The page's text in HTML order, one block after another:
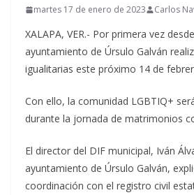
martes 17 de enero de 2023 Carlos
XALAPA, VER.- Por primera vez
ayuntamiento de Úrsulo Galván
igualitarias este próximo 14 de
Con ello, la comunidad LGBTIQ+
durante la jornada de matrimonios
El director del DIF municipal, Iván
ayuntamiento de Úrsulo Galván,
coordinación con el registro civil